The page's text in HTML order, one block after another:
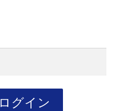
ログイン